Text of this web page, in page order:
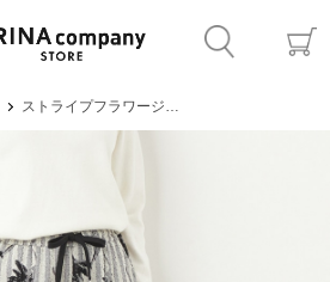
ストライプフラワージャカードパンツ